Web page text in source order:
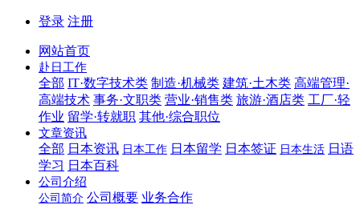
登录 注册
网站首页
赴日工作
全部 IT·数字技术类 制造·机械类 建筑·土木类 高端管理·
高端技术 事务·文职类 营业·销售类 旅游·酒店类 工厂·轻
作业 留学·转就职 其他·综合职位
文章资讯
全部 日本资讯 日本工作 日本留学 日本签证 日本生活 日语
学习 日本百科
公司介绍
公司简介 公司概要 业务合作